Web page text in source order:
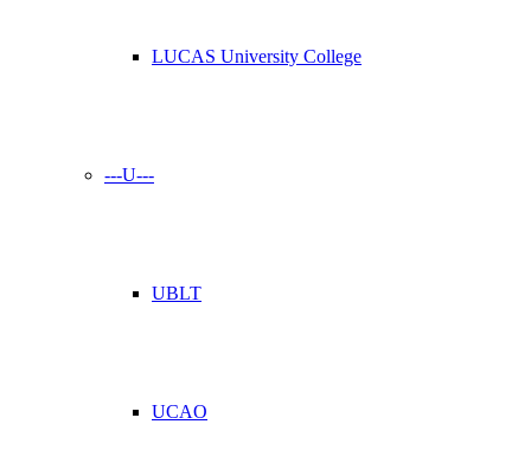
LUCAS University College
---U---
UBLT
UCAO